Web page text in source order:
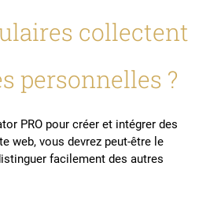
collectent
personnelles ?
PRO pour créer et intégrer des
web, vous devrez peut-être le
facilement des autres